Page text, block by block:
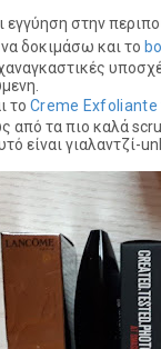
εγγύηση στην
δοκιμάσω και το
το Creme Exfoliante
από τα πιο καλά
είναι γιαλαντζί-